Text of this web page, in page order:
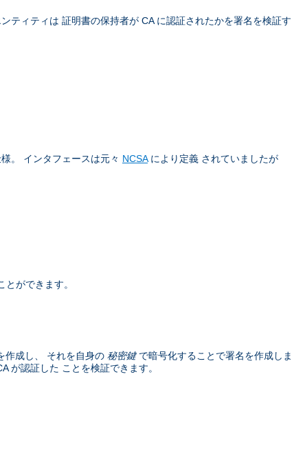
ティティは 証明書の保持者が CA に認証されたかを署名を検証す
。 インタフェースは元々 NCSAにより定義 されていましたが
ができます。
作成し、 それを自身の 秘密鍵で暗号化することで署名を作成しま
が認証した ことを検証できます。